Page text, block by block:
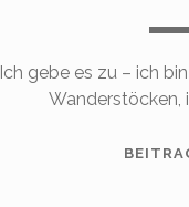
Ich gebe es zu – ich
Wanderstöcken,